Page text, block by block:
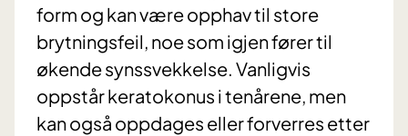
form og kan være opphav til store
brytningsfeil, noe som igjen fører til
økende synssvekkelse. Vanligvis
oppstår keratokonus i tenårene, men
kan også oppdages eller forverres etter